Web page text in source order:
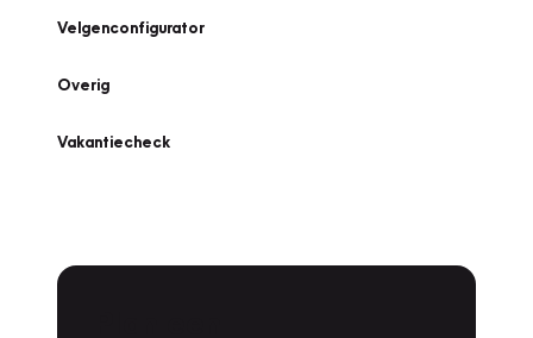
Velgenconfigurator
Overig
Vakantiecheck